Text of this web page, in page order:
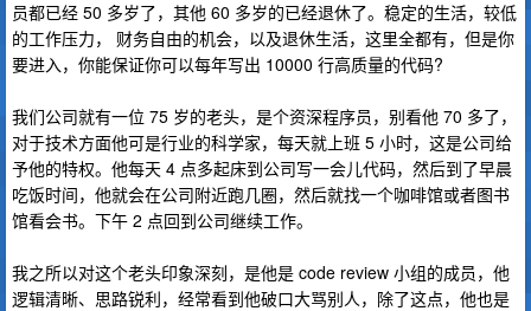
员都已经 50 多岁了，其他 60 多岁的已经退休了。稳定的生活，较低
的工作压力， 财务自由的机会，以及退休生活，这里全都有，但是你
要进入，你能保证你可以每年写出 10000 行高质量的代码?
我们公司就有一位 75 岁的老头，是个资深程序员，别看他 70 多了，
对于技术方面他可是行业的科学家，每天就上班 5 小时，这是公司给
予他的特权。他每天 4 点多起床到公司写一会儿代码，然后到了早晨
吃饭时间，他就会在公司附近跑几圈，然后就找一个咖啡馆或者图书
馆看会书。下午 2 点回到公司继续工作。
我之所以对这个老头印象深刻，是他是 code review 小组的成员，他
逻辑清晰、思路锐利，经常看到他破口大骂别人，除了这点，他也是